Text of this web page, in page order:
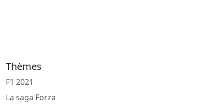
Thèmes
F1 2021
La saga Forza